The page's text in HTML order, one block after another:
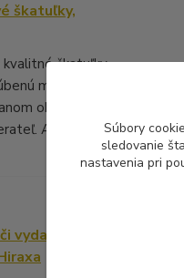
škatuľky,
škatuľky,
muziku v
obale.
A ...
vydať vlastnú
Súbory
sledovanie
nastavenia pri